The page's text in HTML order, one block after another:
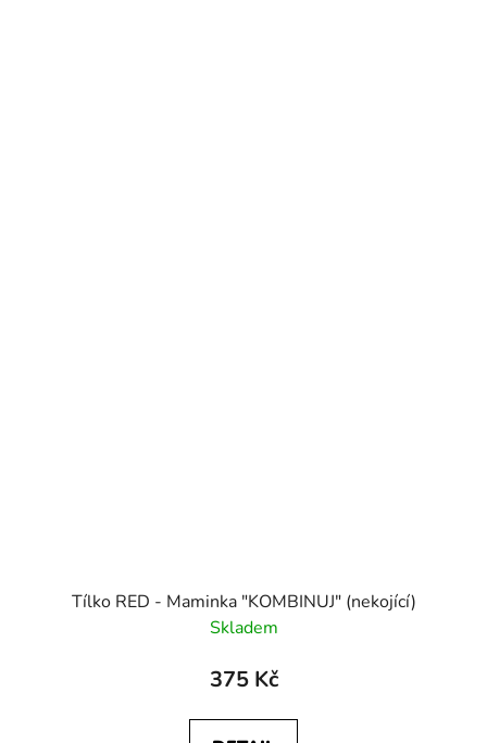
Tílko RED - Maminka "KOMBINUJ" (nekojící)
Skladem
375 Kč